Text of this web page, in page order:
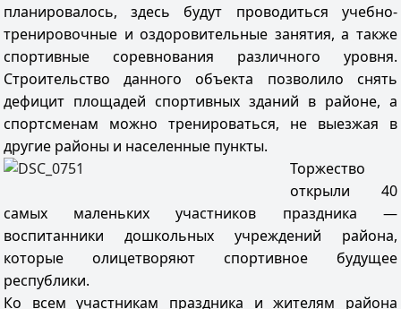
планировалось, здесь будут проводиться учебно-
тренировочные и оздоровительные занятия, а также
спортивные соревнования различного уровня.
Строительство данного объекта позволило снять
дефицит площадей спортивных зданий в районе, а
спортсменам можно тренироваться, не выезжая в
другие районы и населенные пункты.
Торжество
открыли 40
самых маленьких участников праздника —
воспитанники дошкольных учреждений района,
которые олицетворяют спортивное будущее
республики.
Ко всем участникам праздника и жителям района